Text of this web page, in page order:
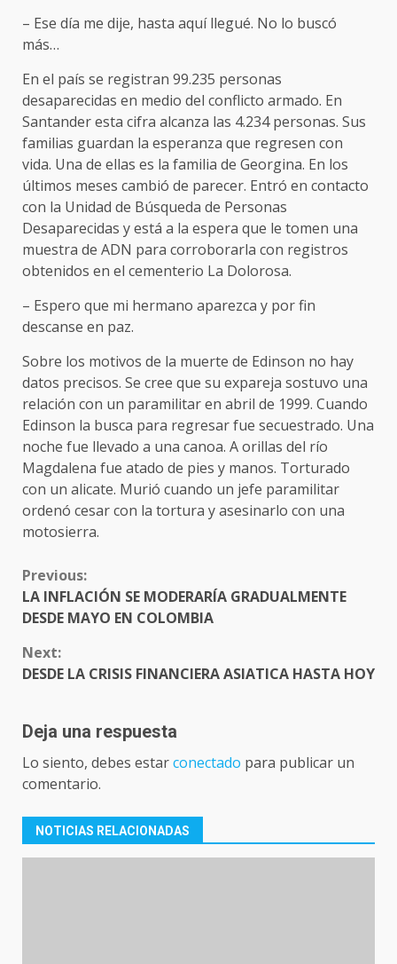
– Ese día me dije, hasta aquí llegué. No lo buscó
más…
En el país se registran 99.235 personas
desaparecidas en medio del conflicto armado. En
Santander esta cifra alcanza las 4.234 personas. Sus
familias guardan la esperanza que regresen con
vida. Una de ellas es la familia de Georgina. En los
últimos meses cambió de parecer. Entró en contacto
con la Unidad de Búsqueda de Personas
Desaparecidas y está a la espera que le tomen una
muestra de ADN para corroborarla con registros
obtenidos en el cementerio La Dolorosa.
– Espero que mi hermano aparezca y por fin
descanse en paz.
Sobre los motivos de la muerte de Edinson no hay
datos precisos. Se cree que su expareja sostuvo una
relación con un paramilitar en abril de 1999. Cuando
Edinson la busca para regresar fue secuestrado. Una
noche fue llevado a una canoa. A orillas del río
Magdalena fue atado de pies y manos. Torturado
con un alicate. Murió cuando un jefe paramilitar
ordenó cesar con la tortura y asesinarlo con una
motosierra.
CONTINUE
READING
Previous:
LA INFLACIÓN SE MODERARÍA GRADUALMENTE
DESDE MAYO EN COLOMBIA
Next:
DESDE LA CRISIS FINANCIERA ASIATICA HASTA HOY
Deja una respuesta
Lo siento, debes estarconectado para publicar un
comentario.
NOTICIAS RELACIONADAS